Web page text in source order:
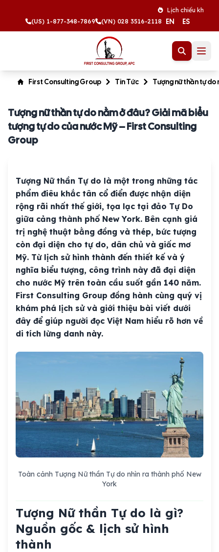
Lịch chiếu khán tháng 8
(US) 1-877-348-7869
(VN) 028 3516-2118 EN ES
First Consulting Group Tin Tức Tượng nữ thần tự do
Tượng nữ thần tự do nằm ở đâu? Giải mã biểu
tượng tự do của nước Mỹ – First Consulting
Group
Tượng Nữ thần Tự do là một trong những tác
phẩm điêu khắc tân cổ điển được nhận diện
rộng rãi nhất thế giới, tọa lạc tại đảo Tự Do
giữa cảng thành phố New York. Bên cạnh giá
trị nghệ thuật bằng đồng và thép, bức tượng
còn đại diện cho tự do, dân chủ và giấc mơ
Mỹ. Từ lịch sử hình thành đến thiết kế và ý
nghĩa biểu tượng, công trình này đã đại diện
cho nước Mỹ trên toàn cầu suốt gần 140 năm.
First Consulting Group đồng hành cùng quý vị
khám phá lịch sử và giới thiệu bài viết dưới
đây để giúp người đọc Việt Nam hiểu rõ hơn về
di tích lừng danh này.
Toàn cảnh Tượng Nữ thần Tự do nhìn ra thành phố New
York
Tượng Nữ thần Tự do là gì?
Nguồn gốc & lịch sử hình
thành